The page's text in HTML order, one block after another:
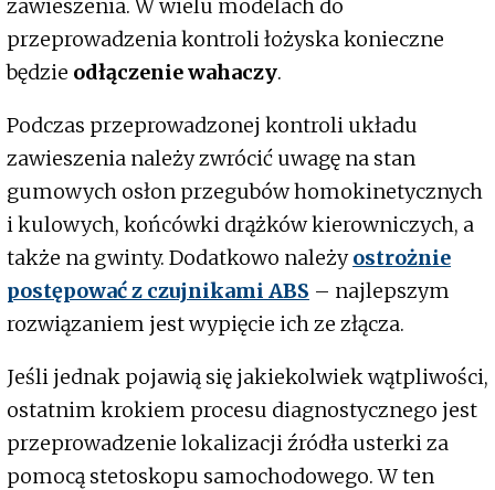
zawieszenia. W wielu modelach do
przeprowadzenia kontroli łożyska konieczne
będzie odłączenie wahaczy.
Podczas przeprowadzonej kontroli układu
zawieszenia należy zwrócić uwagę na stan
gumowych osłon przegubów homokinetycznych
i kulowych, końcówki drążków kierowniczych, a
także na gwinty. Dodatkowo należyostrożnie
postępować z czujnikami ABS – najlepszym
rozwiązaniem jest wypięcie ich ze złącza.
Jeśli jednak pojawią się jakiekolwiek wątpliwości,
ostatnim krokiem procesu diagnostycznego jest
przeprowadzenie lokalizacji źródła usterki za
pomocą stetoskopu samochodowego. W ten